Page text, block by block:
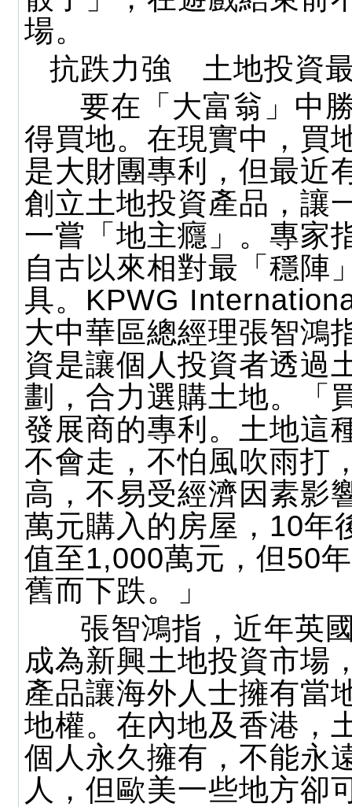
場。
抗跌力強 土地投資
要在「大富翁」中
得買地。在現實中，買
是大財團專利，但最近
創立土地投資產品，讓
一嘗「地主癮」。專家
自古以來相對最「穩陣
具。KPWG
大中華區總經理張智鴻
資是讓個人投資者透過
劃，合力選購土地。「
發展商的專利。土地這
不會走，不怕風吹雨打
高，不易受經濟因素影
萬元購入的房屋，10年
值至1,000萬元，但50
舊而下跌。」
張智鴻指，近年英
成為新興土地投資市場
產品讓海外人士擁有當
地權。在內地及香港，
個人永久擁有，不能永
人，但歐美一些地方卻